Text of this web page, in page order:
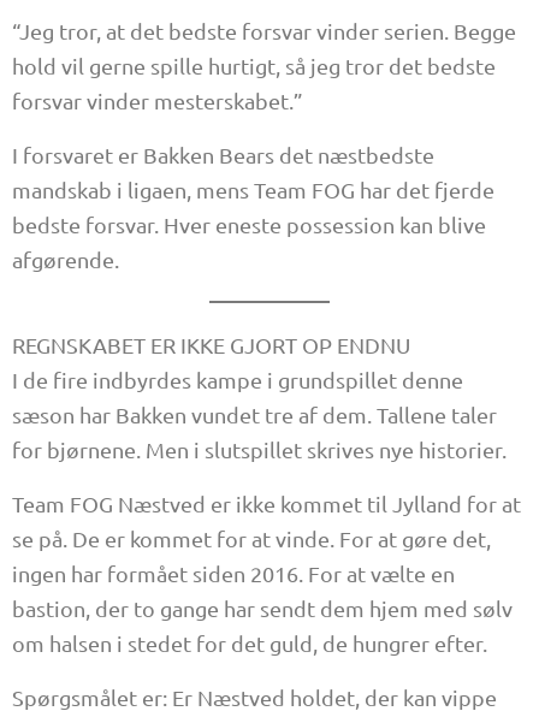
“Jeg tror, at det bedste forsvar vinder serien. Begge
hold vil gerne spille hurtigt, så jeg tror det bedste
forsvar vinder mesterskabet.”
I forsvaret er Bakken Bears det næstbedste
mandskab i ligaen, mens Team FOG har det fjerde
bedste forsvar. Hver eneste possession kan blive
afgørende.
REGNSKABET ER IKKE GJORT OP ENDNU
I de fire indbyrdes kampe i grundspillet denne
sæson har Bakken vundet tre af dem. Tallene taler
for bjørnene. Men i slutspillet skrives nye historier.
Team FOG Næstved er ikke kommet til Jylland for at
se på. De er kommet for at vinde. For at gøre det,
ingen har formået siden 2016. For at vælte en
bastion, der to gange har sendt dem hjem med sølv
om halsen i stedet for det guld, de hungrer efter.
Spørgsmålet er: Er Næstved holdet, der kan vippe